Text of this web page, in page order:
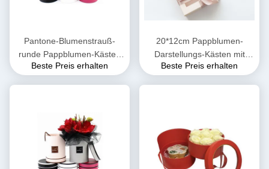
Pantone-Blumenstrauß-
runde Pappblumen-Kästen
CCBN 250gsm
Beste Preis erhalten
20*12cm Pappblumen-
Darstellungs-Kästen mit
Deckel-UVlack
Beste Preis erhalten